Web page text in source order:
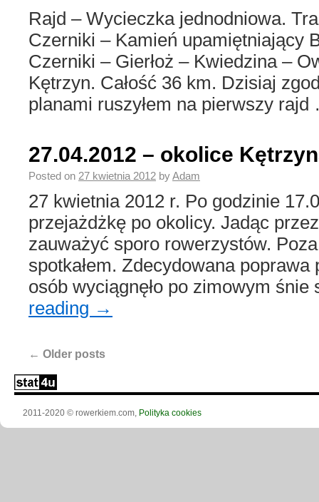
Rajd – Wycieczka jednodniowa.
Czerniki – Kamień upamiętniający
Czerniki – Gierłoż – Kwiedzina –
Kętrzyn. Całość 36 km. Dzisiaj
planami ruszyłem na pierwszy
27.04.2012 – okolice
Posted on 27 kwietnia 2012 byAdam
27 kwietnia 2012 r. Po godzinie
przejażdżkę po okolicy. Jadąc
zauważyć sporo rowerzystów.
spotkałem. Zdecydowana poprawa
osób wyciągnęło po zimowym
reading →
← Older posts
2011-2020 © rowerkiem.com, Polityka cookies